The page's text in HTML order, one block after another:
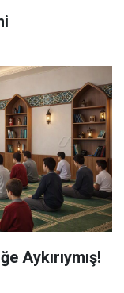
Aykırıymış!